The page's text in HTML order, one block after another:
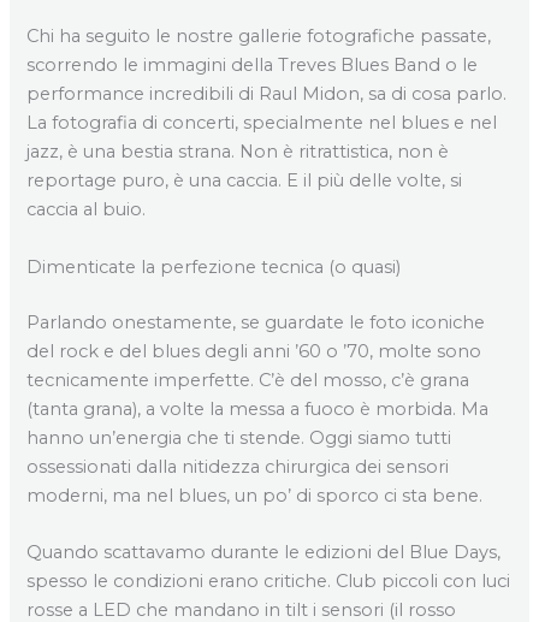
Chi ha seguito le nostre gallerie fotografiche passate,
scorrendo le immagini della Treves Blues Band o le
performance incredibili di Raul Midon, sa di cosa parlo.
La fotografia di concerti, specialmente nel blues e nel
jazz, è una bestia strana. Non è ritrattistica, non è
reportage puro, è una caccia. E il più delle volte, si
caccia al buio.
Dimenticate la perfezione tecnica (o quasi)
Parlando onestamente, se guardate le foto iconiche
del rock e del blues degli anni ’60 o ’70, molte sono
tecnicamente imperfette. C’è del mosso, c’è grana
(tanta grana), a volte la messa a fuoco è morbida. Ma
hanno un’energia che ti stende. Oggi siamo tutti
ossessionati dalla nitidezza chirurgica dei sensori
moderni, ma nel blues, un po’ di sporco ci sta bene.
Quando scattavamo durante le edizioni del Blue Days,
spesso le condizioni erano critiche. Club piccoli con luci
rosse a LED che mandano in tilt i sensori (il rosso